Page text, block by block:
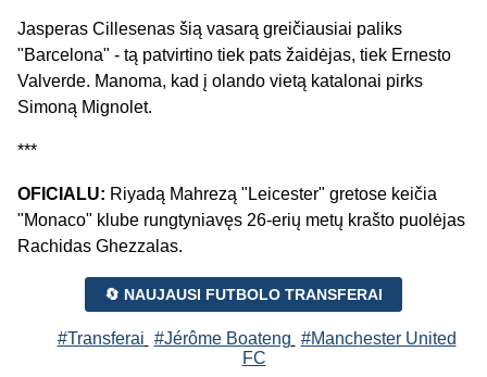
Jasperas Cillesenas šią vasarą greičiausiai paliks
"Barcelona" - tą patvirtino tiek pats žaidėjas, tiek Ernesto
Valverde. Manoma, kad į olando vietą katalonai pirks
Simoną Mignolet.
***
OFICIALU: Riyadą Mahrezą "Leicester" gretose keičia
"Monaco" klube rungtyniavęs 26-erių metų krašto puolėjas
Rachidas Ghezzalas.
🔄 NAUJAUSI FUTBOLO TRANSFERAI
#Transferai #Jérôme Boateng #Manchester United
FC